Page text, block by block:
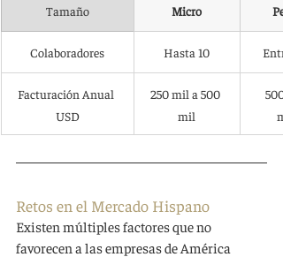
Tamaño Micro
Colaboradores Hasta 10
Facturación Anual
USD
250 mil a 500
mil
Retos en el Mercado Hispano
Existen múltiples factores que no
favorecen a las empresas de América